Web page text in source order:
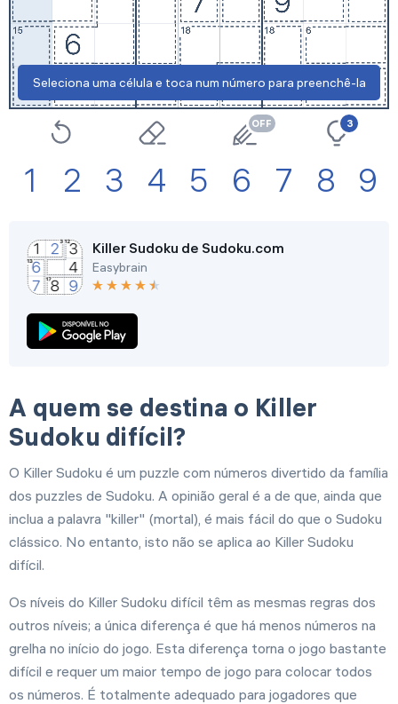
Definições
Seleciona uma célula e toca num número para preenchê-la
3
1 2 3 4 5 6 7 8 9
Killer Sudoku de Sudoku.com
Easybrain
A quem se destina o Killer
Sudoku difícil?
O Killer Sudoku é um puzzle com números divertido da família
dos puzzles de Sudoku. A opinião geral é a de que, ainda que
inclua a palavra "killer" (mortal), é mais fácil do que o Sudoku
clássico. No entanto, isto não se aplica ao Killer Sudoku
difícil.
Os níveis do Killer Sudoku difícil têm as mesmas regras dos
outros níveis; a única diferença é que há menos números na
grelha no início do jogo. Esta diferença torna o jogo bastante
difícil e requer um maior tempo de jogo para colocar todos
os números. É totalmente adequado para jogadores que